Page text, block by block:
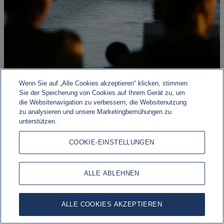
Geopolitisches Risiko, wirtschaftliche Widerstandsfähigkeit
makroökonomischer, geopolitischer und geldpolitischer
Wenn Sie auf „Alle Cookies akzeptieren“ klicken, stimmen
Sie der Speicherung von Cookies auf Ihrem Gerät zu, um
die Websitenavigation zu verbessern, die Websitenutzung
zu analysieren und unsere Marketingbemühungen zu
unterstützen.
COOKIE-EINSTELLUNGEN
ALLE ABLEHNEN
ALLE COOKIES AKZEPTIEREN